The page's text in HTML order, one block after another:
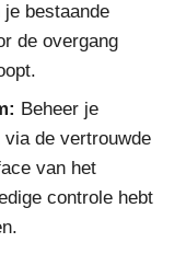
bestaande
de overgang
Beheer je
de vertrouwde
van het
controle hebt